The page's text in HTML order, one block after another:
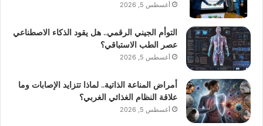
أغسطس 5, 2026
التوأم الجيني الرقمي.. هل يقود الذكاء الاصطناعي
عصر الطب الاستباقي؟
أغسطس 5, 2026
أمراض المناعة الذاتية.. لماذا تتزايد الإصابات وما
علاقة النظام الغذائي الغربي؟
أغسطس 5, 2026